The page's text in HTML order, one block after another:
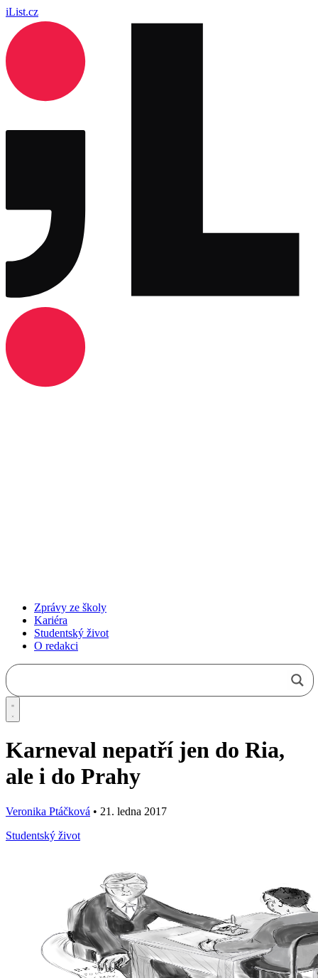
iList.cz
Zprávy ze školy
Kariéra
Studentský život
O redakci
Karneval nepatří jen do Ria,
ale i do Prahy
Veronika Ptáčková • 21. ledna 2017
Studentský život